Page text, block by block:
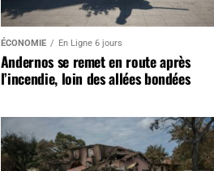
ÉCONOMIE En Ligne 6 jours
Andernos se remet en route après
l’incendie, loin des allées bondées